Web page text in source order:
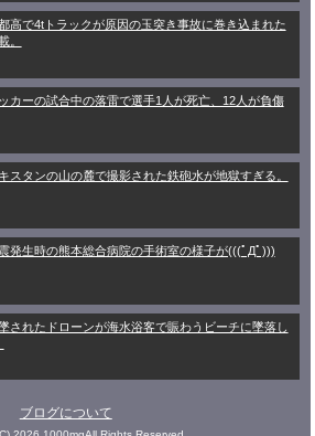
高で4tトラックが原因の玉突き事故に巻き込まれた
。
カーの試合中の落雷で選手1人が死亡、12人が負傷
スタンの山の麓で撮影された鉄砲水が地獄すぎる。
震発生時の熊本総合病院の手術室の様子が(((ﾟДﾟ)))
されたドローンが海水浴客で賑わうビーチに墜落し
ブログについて